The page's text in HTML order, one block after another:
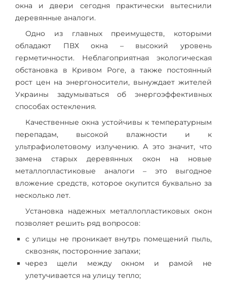
окна и двери сегодня практически вытеснили
деревянные аналоги.
Одно из главных преимуществ, которыми
обладают ПВХ окна – высокий уровень
герметичности. Неблагоприятная экологическая
обстановка в Кривом Роге, а также постоянный
рост цен на энергоносители, вынуждает жителей
Украины задумываться об энергоэффективных
способах остекления.
Качественные окна устойчивы к температурным
перепадам, высокой влажности и к
ультрафиолетовому излучению. А это значит, что
замена старых деревянных окон на новые
металлопластиковые аналоги – это выгодное
вложение средств, которое окупится буквально за
несколько лет.
Установка надежных металлопластиковых окон
позволяет решить ряд вопросов:
с улицы не проникает внутрь помещений пыль,
сквозняк, посторонние запахи;
через щели между окном и рамой не
улетучивается на улицу тепло;